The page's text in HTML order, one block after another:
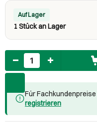
Auf Lager
1 Stück an Lager
Anzahl
Für Fachkundenpreise
registrieren